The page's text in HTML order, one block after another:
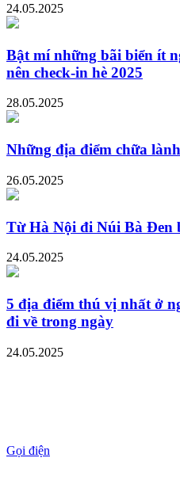
24.05.2025
Bật mí những bãi biển ít
nên check-in hè 2025
28.05.2025
Những địa điểm chữa
26.05.2025
Từ Hà Nội đi Núi Bà Đen
24.05.2025
5 địa điểm thú vị nhất ở
đi về trong ngày
24.05.2025
Gọi điện